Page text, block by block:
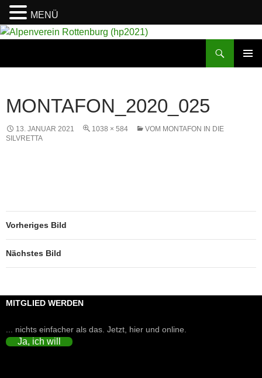
MONTAFON_2020_025
13. JANUAR 2021 1038 × 584
VOM MONTAFON IN DIE
SILVRETTA
Vorheriges Bild
Nächstes Bild
MITGLIED WERDEN
... nichts einfacher als das. Jetzt, hier und online.
Ja, ich will
MENÜ